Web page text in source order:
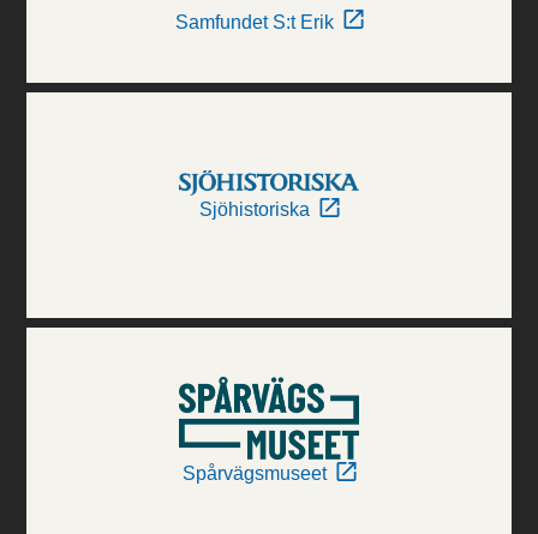
Samfundet S:t Erik
Sjöhistoriska
Spårvägsmuseet